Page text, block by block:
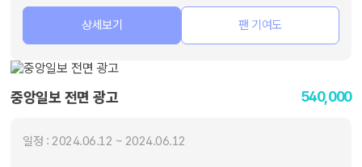
상세보기 팬 기여도
중앙일보 전면 광고 540,000
일정 : 2024.06.12 ~ 2024.06.12